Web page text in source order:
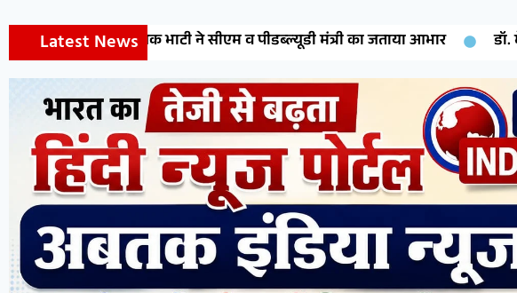
Latest News
सीएम व पीडब्ल्यूडी मंत्री का जताया आभार डॉ. मेघना शर्मा को मिलेगा राष्ट्रीय